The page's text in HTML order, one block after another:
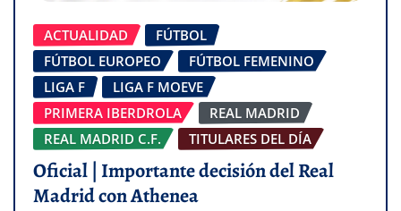
ACTUALIDAD
FÚTBOL
FÚTBOL EUROPEO
FÚTBOL FEMENINO
LIGA F
LIGA F MOEVE
PRIMERA IBERDROLA
REAL MADRID
REAL MADRID C.F.
TITULARES DEL DÍA
Oficial | Importante decisión del Real
Madrid con Athenea